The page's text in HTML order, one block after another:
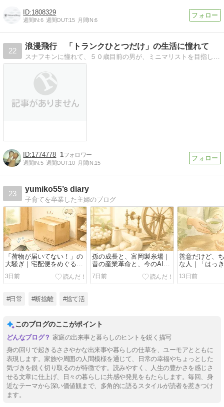
1808329
週間IN:6 週間OUT:15 月間IN:6
22
浪漫飛行 「トランクひとつだけ」の生活に憧れて
スナフキンに憧れて、５０歳目前の男が、ミニマリストを目指します。日々、断捨離に励みつつ、味気のなかったシンプルライフに、ピリッとスパイスの効いた彩りを添えます。
1774778 1
週間IN:5 週間OUT:10 月間IN:15
23
yumiko55’s diary
子育てを卒業した主婦のブログ
「荷物が届いてない！」の
大騒ぎ｜宅配便をめぐる、
我が家のドタバタ劇
3日前
孫の成長と、富岡製糸場｜
昔の産業革命と、今のAIに
思いをはせた二日間
7日前
善意だけど、
な人｜「はっ
自分」と向き
13日前
#日常 #断捨離 #捨て活
このブログのここがポイント
家庭の出来事と暮らしのヒントを鋭く描写
身の回りで起きるささやかな出来事や暮らしの仕草を、ユーモアとともに
表現します。家族や周囲の人間模様を通じて、日常の幸福やちょっとした
気づきを鋭く切り取るのが特徴です。読みやすく、人生の豊かさを感じさ
せる文章に仕上げ、日々の暮らしに共感や発見をもたらします。毎回、身
近なテーマから深い価値観まで、多角的に語るスタイルが読者を惹きつけ
ます。